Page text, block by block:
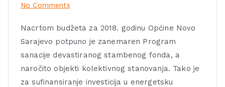
No Comments
Nacrtom budžeta za 2018. godinu Općine Novo
Sarajevo potpuno je zanemaren Program
sanacije devastiranog stambenog fonda, a
naročito objekti kolektivnog stanovanja. Tako je
za sufinansiranje investicija u energetsku